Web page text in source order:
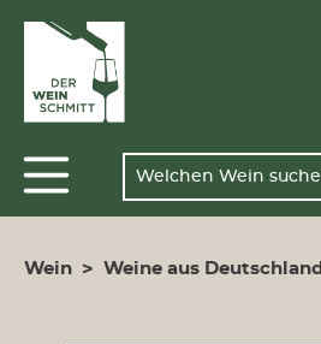
Wein > Weine aus Deutschland